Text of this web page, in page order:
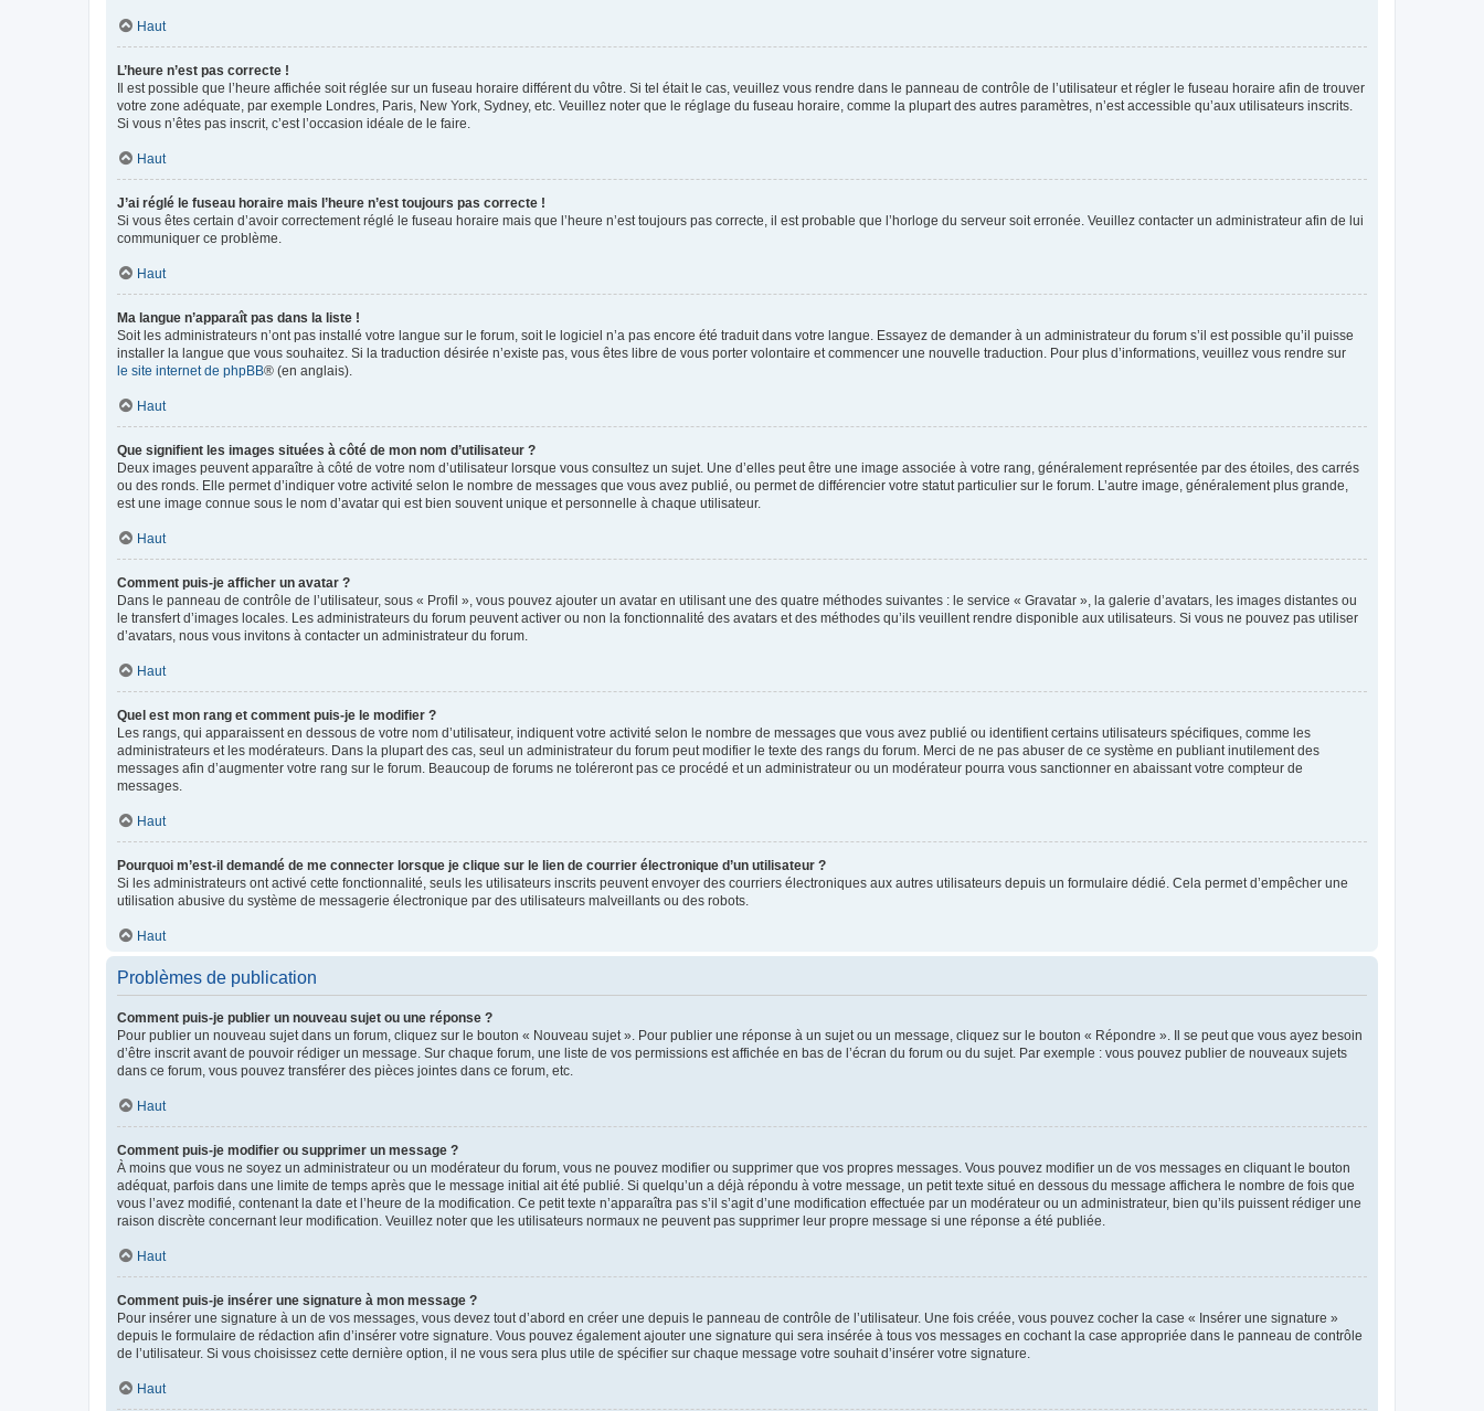
Haut
L’heure n’est pas correcte !
Il est possible que l’heure affichée soit réglée sur un fuseau horaire différent du vôtre. Si tel était le cas, veuillez vous rendre dans le panneau de contrôle de l’utilisateur et régler le fuseau horaire afin de trouver
votre zone adéquate, par exemple Londres, Paris, New York, Sydney, etc. Veuillez noter que le réglage du fuseau horaire, comme la plupart des autres paramètres, n’est accessible qu’aux utilisateurs inscrits.
Si vous n’êtes pas inscrit, c’est l’occasion idéale de le faire.
Haut
J’ai réglé le fuseau horaire mais l’heure n’est toujours pas correcte !
Si vous êtes certain d’avoir correctement réglé le fuseau horaire mais que l’heure n’est toujours pas correcte, il est probable que l’horloge du serveur soit erronée. Veuillez contacter un administrateur afin de lui
communiquer ce problème.
Haut
Ma langue n’apparaît pas dans la liste !
Soit les administrateurs n’ont pas installé votre langue sur le forum, soit le logiciel n’a pas encore été traduit dans votre langue. Essayez de demander à un administrateur du forum s’il est possible qu’il puisse
installer la langue que vous souhaitez. Si la traduction désirée n’existe pas, vous êtes libre de vous porter volontaire et commencer une nouvelle traduction. Pour plus d’informations, veuillez vous rendre sur
le site internet de phpBB® (en anglais).
Haut
Que signifient les images situées à côté de mon nom d’utilisateur ?
Deux images peuvent apparaître à côté de votre nom d’utilisateur lorsque vous consultez un sujet. Une d’elles peut être une image associée à votre rang, généralement représentée par des étoiles, des carrés
ou des ronds. Elle permet d’indiquer votre activité selon le nombre de messages que vous avez publié, ou permet de différencier votre statut particulier sur le forum. L’autre image, généralement plus grande,
est une image connue sous le nom d’avatar qui est bien souvent unique et personnelle à chaque utilisateur.
Haut
Comment puis-je afficher un avatar ?
Dans le panneau de contrôle de l’utilisateur, sous « Profil », vous pouvez ajouter un avatar en utilisant une des quatre méthodes suivantes : le service « Gravatar », la galerie d’avatars, les images distantes ou
le transfert d’images locales. Les administrateurs du forum peuvent activer ou non la fonctionnalité des avatars et des méthodes qu’ils veuillent rendre disponible aux utilisateurs. Si vous ne pouvez pas utiliser
d’avatars, nous vous invitons à contacter un administrateur du forum.
Haut
Quel est mon rang et comment puis-je le modifier ?
Les rangs, qui apparaissent en dessous de votre nom d’utilisateur, indiquent votre activité selon le nombre de messages que vous avez publié ou identifient certains utilisateurs spécifiques, comme les
administrateurs et les modérateurs. Dans la plupart des cas, seul un administrateur du forum peut modifier le texte des rangs du forum. Merci de ne pas abuser de ce système en publiant inutilement des
messages afin d’augmenter votre rang sur le forum. Beaucoup de forums ne toléreront pas ce procédé et un administrateur ou un modérateur pourra vous sanctionner en abaissant votre compteur de
messages.
Haut
Pourquoi m’est-il demandé de me connecter lorsque je clique sur le lien de courrier électronique d’un utilisateur ?
Si les administrateurs ont activé cette fonctionnalité, seuls les utilisateurs inscrits peuvent envoyer des courriers électroniques aux autres utilisateurs depuis un formulaire dédié. Cela permet d’empêcher une
utilisation abusive du système de messagerie électronique par des utilisateurs malveillants ou des robots.
Haut
Problèmes de publication
Comment puis-je publier un nouveau sujet ou une réponse ?
Pour publier un nouveau sujet dans un forum, cliquez sur le bouton « Nouveau sujet ». Pour publier une réponse à un sujet ou un message, cliquez sur le bouton « Répondre ». Il se peut que vous ayez besoin
d’être inscrit avant de pouvoir rédiger un message. Sur chaque forum, une liste de vos permissions est affichée en bas de l’écran du forum ou du sujet. Par exemple : vous pouvez publier de nouveaux sujets
dans ce forum, vous pouvez transférer des pièces jointes dans ce forum, etc.
Haut
Comment puis-je modifier ou supprimer un message ?
À moins que vous ne soyez un administrateur ou un modérateur du forum, vous ne pouvez modifier ou supprimer que vos propres messages. Vous pouvez modifier un de vos messages en cliquant le bouton
adéquat, parfois dans une limite de temps après que le message initial ait été publié. Si quelqu’un a déjà répondu à votre message, un petit texte situé en dessous du message affichera le nombre de fois que
vous l’avez modifié, contenant la date et l’heure de la modification. Ce petit texte n’apparaîtra pas s’il s’agit d’une modification effectuée par un modérateur ou un administrateur, bien qu’ils puissent rédiger une
raison discrète concernant leur modification. Veuillez noter que les utilisateurs normaux ne peuvent pas supprimer leur propre message si une réponse a été publiée.
Haut
Comment puis-je insérer une signature à mon message ?
Pour insérer une signature à un de vos messages, vous devez tout d’abord en créer une depuis le panneau de contrôle de l’utilisateur. Une fois créée, vous pouvez cocher la case « Insérer une signature »
depuis le formulaire de rédaction afin d’insérer votre signature. Vous pouvez également ajouter une signature qui sera insérée à tous vos messages en cochant la case appropriée dans le panneau de contrôle
de l’utilisateur. Si vous choisissez cette dernière option, il ne vous sera plus utile de spécifier sur chaque message votre souhait d’insérer votre signature.
Haut